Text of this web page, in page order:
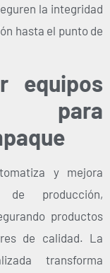
la integridad
hasta el punto de
equipos
para
y mejora
de producción,
productos
de calidad. La
transforma